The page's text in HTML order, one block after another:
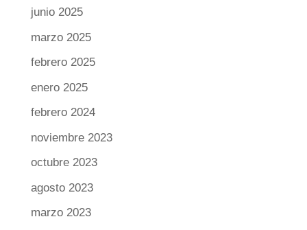
junio 2025
marzo 2025
febrero 2025
enero 2025
febrero 2024
noviembre 2023
octubre 2023
agosto 2023
marzo 2023